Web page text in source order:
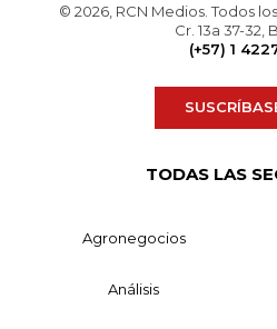
© 2026, RCN Medios. Todos
Cr. 13a 37-32,
(+57) 1
TODAS LAS
Agronegocios
Análisis